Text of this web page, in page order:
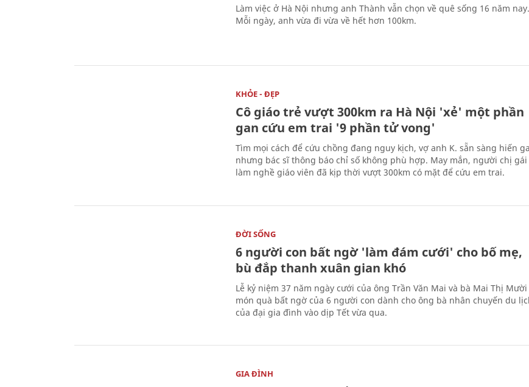
Làm việc ở Hà Nội nhưng anh Thành vẫn chọn về quê sống 16 năm nay.
Mỗi ngày, anh vừa đi vừa về hết hơn 100km.
KHỎE - ĐẸP
Cô giáo trẻ vượt 300km ra Hà Nội 'xẻ' một phần
gan cứu em trai '9 phần tử vong'
Tìm mọi cách để cứu chồng đang nguy kịch, vợ anh K. sẵn sàng hiến
nhưng bác sĩ thông báo chỉ số không phù hợp. May mắn, người chị gái
làm nghề giáo viên đã kịp thời vượt 300km có mặt để cứu em trai.
ĐỜI SỐNG
6 người con bất ngờ 'làm đám cưới' cho bố mẹ,
bù đắp thanh xuân gian khó
Lễ kỷ niệm 37 năm ngày cưới của ông Trần Văn Mai và bà Mai Thị Mười
món quà bất ngờ của 6 người con dành cho ông bà nhân chuyến du
của đại gia đình vào dịp Tết vừa qua.
GIA ĐÌNH